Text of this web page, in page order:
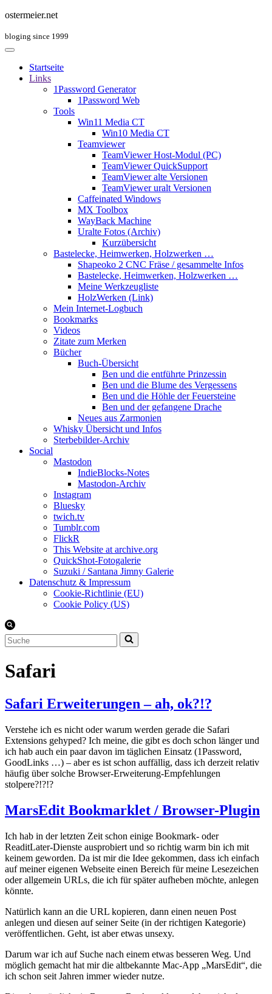
ostermeier.net
bloging since 1999
Startseite
Links
1Password Generator
1Password Web
Tools
Win11 Media CT
Win10 Media CT
Teamviewer
TeamViewer Host-Modul (PC)
TeamViewer QuickSupport
TeamViewer alte Versionen
TeamViewer uralt Versionen
Caffeinated Windows
MX Toolbox
WayBack Machine
Uralte Fotos (Archiv)
Kurzübersicht
Bastelecke, Heimwerken, Holzwerken …
Shapeoko 2 CNC Fräse / gesammelte Infos
Bastelecke, Heimwerken, Holzwerken …
Meine Werkzeugliste
HolzWerken (Link)
Mein Internet-Logbuch
Bookmarks
Videos
Zitate zum Merken
Bücher
Buch-Übersicht
Ben und die entführte Prinzessin
Ben und die Blume des Vergessens
Ben und die Höhle der Feuersteine
Ben und der gefangene Drache
Neues aus Zarmonien
Whisky Übersicht und Infos
Sterbebilder-Archiv
Social
Mastodon
IndieBlocks-Notes
Mastodon-Archiv
Instagram
Bluesky
twich.tv
Tumblr.com
FlickR
This Website at archive.org
QuickShot-Fotogalerie
Suzuki / Santana Jimny Galerie
Datenschutz & Impressum
Cookie-Richtlinie (EU)
Cookie Policy (US)
Suchen
nach …
Safari
Safari Erweiterungen – ah, ok?!?
Verstehe ich es nicht oder warum werden gerade die Safari
Extensions gehyped? Ich meine, die gibt es doch schon länger und
ich hab auch ein paar davon im täglichen Einsatz (1Password,
GoodLinks …) – aber es ist schon auffällig, dass ich derzeit relativ
häufig über solche Browser-Erweiterung-Empfehlungen
stolpere?!?!?
MarsEdit Bookmarklet / Browser-Plugin
Ich hab in der letzten Zeit schon einige Bookmark- oder
ReaditLater-Dienste ausprobiert und so richtig warm bin ich mit
keinem geworden. Da ist mir die Idee gekommen, dass ich einfach
auf meiner eigenen Webseite einen Bereich für meine Lesezeichen
oder allgemein URLs, die ich für später aufheben möchte, anlegen
könnte.
Natürlich kann an die URL kopieren, dann einen neuen Post
anlegen und diesen auf seiner Seite (in der richtigen Kategorie)
veröffentlichen. Geht, ist aber etwas unsexy.
Darum war ich auf Suche nach einem etwas besseren Weg. Und
möglich gemacht hat mir die altbekannte Mac-App „MarsEdit“, die
ich schon seit Jahren immer wieder nutze.